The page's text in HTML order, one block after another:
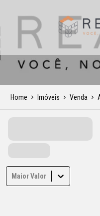
Home Imóveis Venda
Maior Valor